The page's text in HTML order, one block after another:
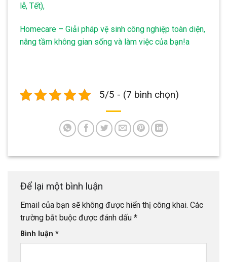
lễ, Tết),
Homecare – Giải pháp vệ sinh công nghiệp toàn diện,
nâng tầm không gian sống và làm việc của bạn!a
5/5 - (7 bình chọn)
Để lại một bình luận
Email của bạn sẽ không được hiển thị công khai. Các
trường bắt buộc được đánh dấu *
Bình luận *